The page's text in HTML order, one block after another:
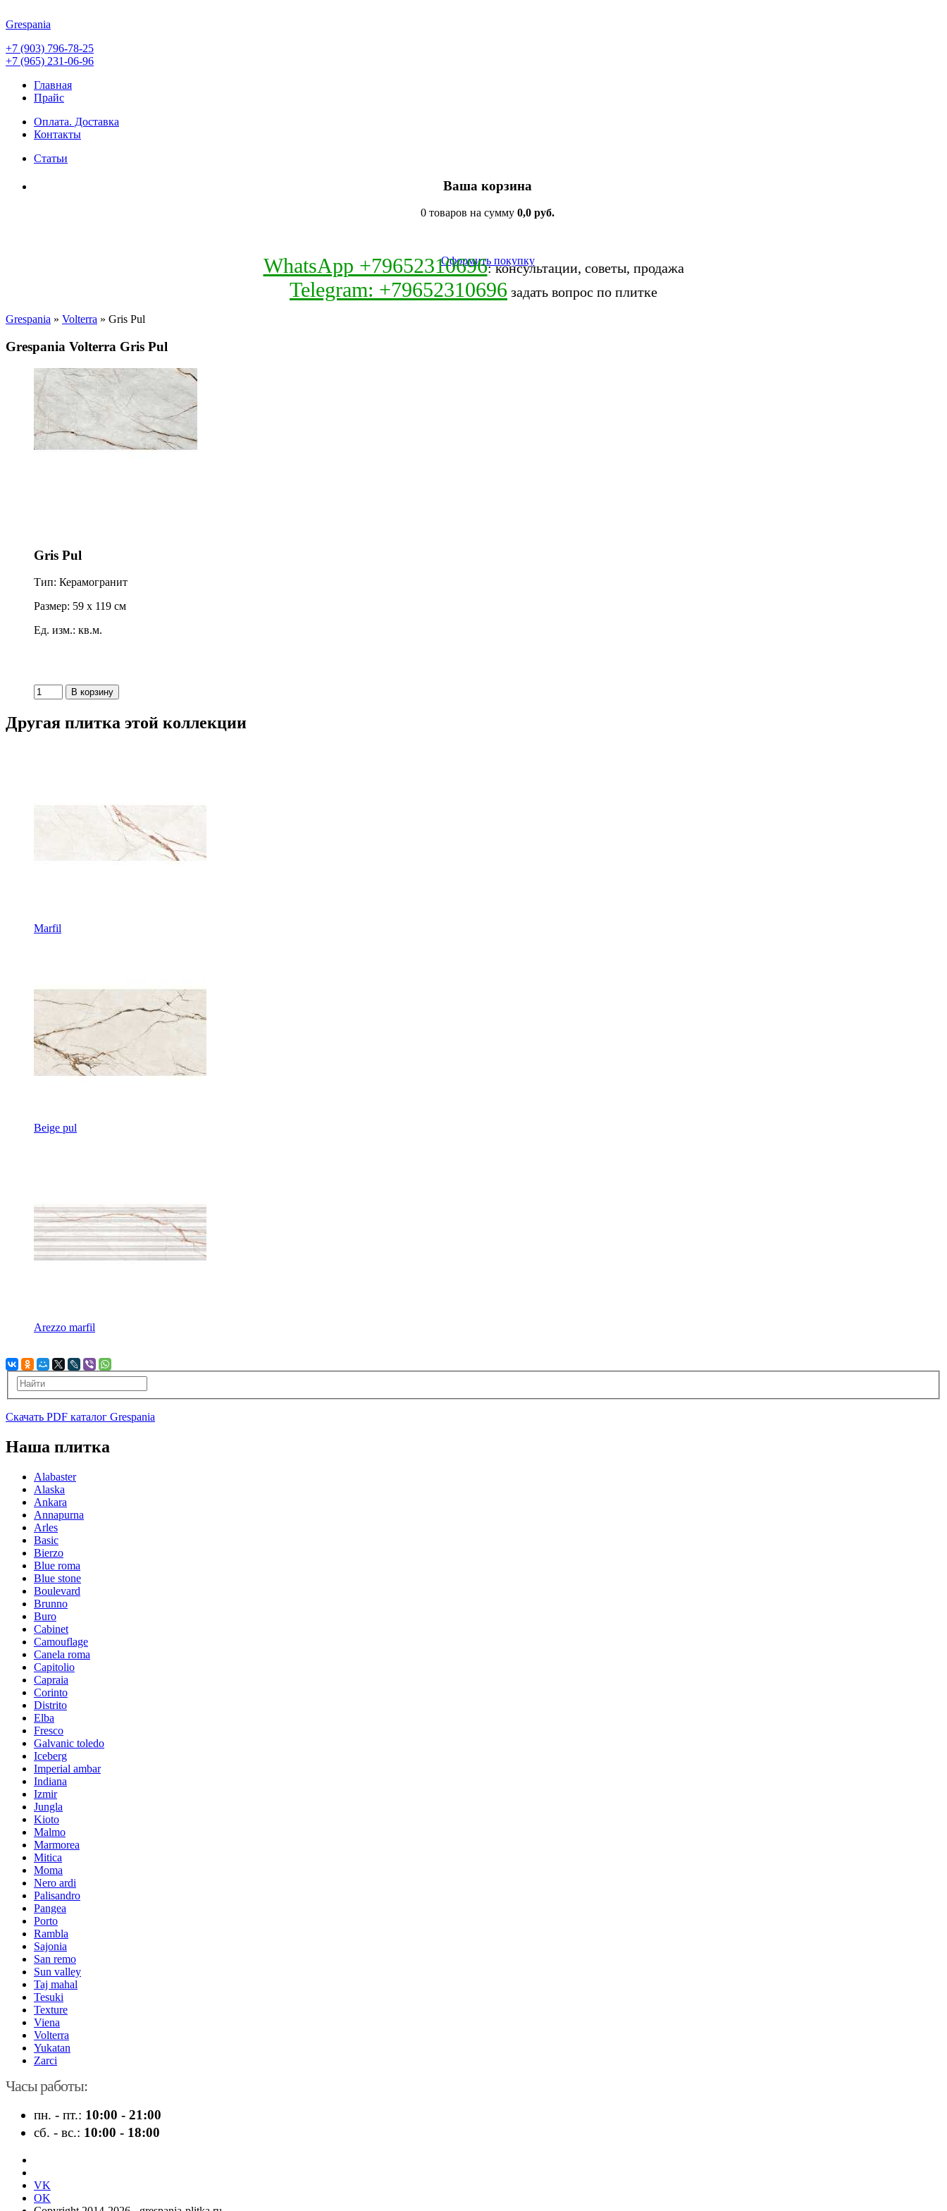
Grespania
+7 (903) 796-78-25
+7 (965) 231-06-96
Главная
Прайс
Оплата. Доставка
Контакты
Статьи
Ваша корзина
0 товаров на сумму 0,0 руб.
Оформить покупку
WhatsApp +79652310696: консультации, советы, продажа
Telegram: +79652310696 задать вопрос по плитке
Grespania » Volterra » Gris Pul
Grespania Volterra Gris Pul
Gris Pul
Тип: Керамогранит
Размер: 59 x 119 см
Ед. изм.: кв.м.
Другая плитка этой коллекции
Marfil
Beige pul
Arezzo marfil
Скачать PDF каталог Grespania
Наша плитка
Alabaster
Alaska
Ankara
Annapurna
Arles
Basic
Bierzo
Blue roma
Blue stone
Boulevard
Brunno
Buro
Cabinet
Camouflage
Canela roma
Capitolio
Capraia
Corinto
Distrito
Elba
Fresco
Galvanic toledo
Iceberg
Imperial ambar
Indiana
Izmir
Jungla
Kioto
Malmo
Marmorea
Mitica
Moma
Nero ardi
Palisandro
Pangea
Porto
Rambla
Sajonia
San remo
Sun valley
Taj mahal
Tesuki
Texture
Viena
Volterra
Yukatan
Zarci
Часы работы:
пн. - пт.: 10:00 - 21:00
сб. - вс.: 10:00 - 18:00
VK
OK